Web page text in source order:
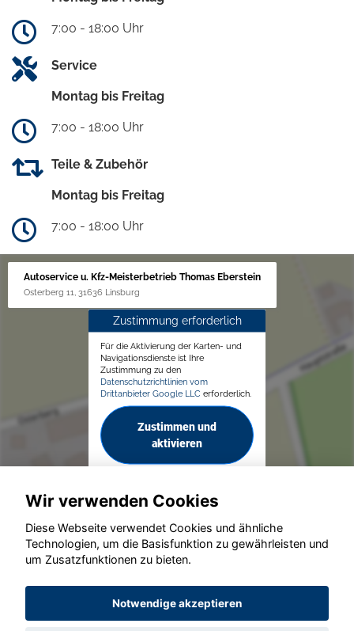
7:00 - 18:00 Uhr
Service
Montag bis Freitag
7:00 - 18:00 Uhr
Teile & Zubehör
Montag bis Freitag
7:00 - 18:00 Uhr
Autoservice u. Kfz-Meisterbetrieb Thomas Eberstein
Osterberg 11, 31636 Linsburg
Zustimmung erforderlich
Für die Aktivierung der Karten- und
Navigationsdienste ist Ihre
Zustimmung zu den
Datenschutzrichtlinien vom
Drittanbieter Google LLC erforderlich.
Zustimmen und
aktivieren
© konjunkturmotor.de GmbH 2020 - 2026
Wir verwenden Cookies
Diese Webseite verwendet Cookies und ähnliche
Technologien, um die Basisfunktion zu gewährleisten und
um Zusatzfunktionen zu bieten.
Notwendige akzeptieren